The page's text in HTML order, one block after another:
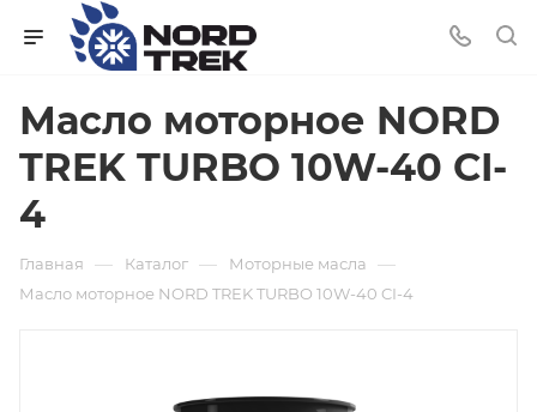
Масло моторное NORD
TREK TURBO 10W-40 CI-
4
Главная — Каталог — Моторные масла —
Масло моторное NORD TREK TURBO 10W-40 CI-4